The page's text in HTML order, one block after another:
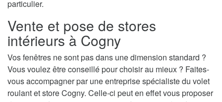
particulier.
Vente et pose de stores
intérieurs à Cogny
Vos fenêtres ne sont pas dans une dimension standard ?
Vous voulez être conseillé pour choisir au mieux ? Faites-
vous accompagner par une entreprise spécialiste du volet
roulant et store Cogny. Celle-ci peut en effet vous proposer